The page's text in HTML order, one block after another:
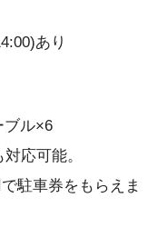
あり
ブル×6
応可能。
駐車券をもらえま